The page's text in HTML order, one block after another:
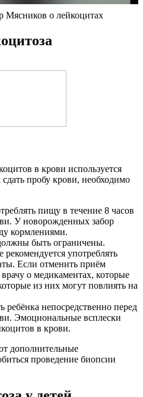
Мясников о лейкоцитах
в крови используется
пробу крови, необходимо
пищу в течение 8 часов
У новорожденных забор
кормлениями.
быть ограничены.
рекомендуется употреблять
Если отменить приём
о медикаментах, которые
из них могут повлиять на
ребёнка непосредственно перед
Эмоциональные всплески
в крови.
дополнительные
проведение биопсии